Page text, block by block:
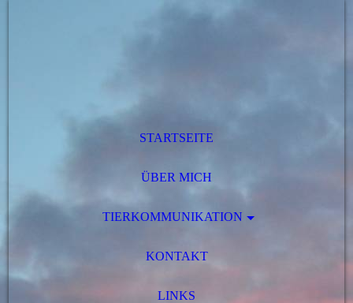
STARTSEITE
ÜBER MICH
TIERKOMMUNIKATION
KONTAKT
LINKS